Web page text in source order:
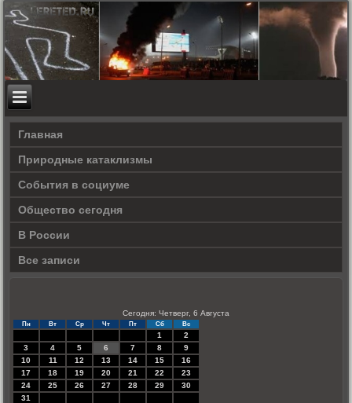
Главная
Природные катаклизмы
События в социуме
Общество сегодня
В России
Все записи
Сегодня: Четверг, 6 Августа
Пн Вт Ср Чт Пт Сб Вс
1
2
3
4 5 6 7 8
9
10
11 12 13 14 15
16
17
18 19 20 21 22
23
24
25 26 27 28 29
30
31